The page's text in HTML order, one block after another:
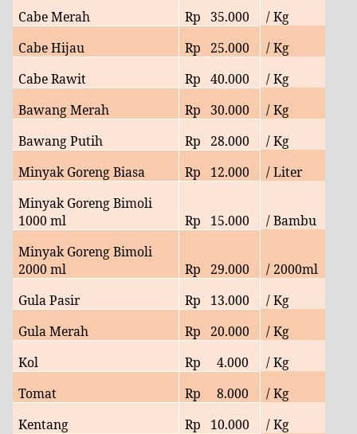
Cabe Merah
Rp 35.000
/ Kg
Cabe Hijau
Rp 25.000
/ Kg
Cabe Rawit
Rp 40.000
/ Kg
Bawang Merah
Rp 30.000
/ Kg
Bawang Putih
Rp 28.000
/ Kg
Minyak Goreng Biasa
Rp 12.000
/ Liter
Minyak Goreng Bimoli
1000 ml
Rp 15.000
/ Bambu
Minyak Goreng Bimoli
2000 ml
Rp 29.000
/ 2000ml
Gula Pasir
Rp 13.000
/ Kg
Gula Merah
Rp 20.000
/ Kg
Kol
Rp 4.000
/ Kg
Tomat
Rp 8.000
/ Kg
Kentang
Rp 10.000
/ Kg